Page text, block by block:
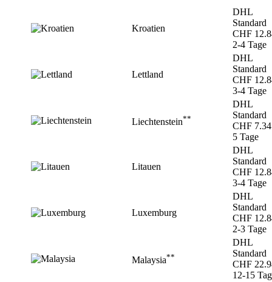
Kroatien
DHL
Standard
CHF
2-4 Tage
Lettland
DHL
Standard
CHF
3-4 Tage
Liechtenstein**
DHL
Standard
CHF 7.34
5 Tage
Litauen
DHL
Standard
CHF
3-4 Tage
Luxemburg
DHL
Standard
CHF
2-3 Tage
Malaysia**
DHL
Standard
CHF
12-15